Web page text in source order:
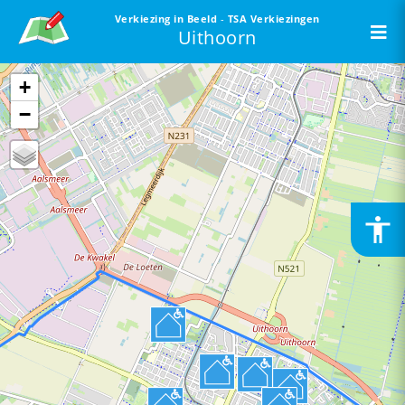
Verkiezing in Beeld - TSA Verkiezingen
Uithoorn
accessibility
is
+
−